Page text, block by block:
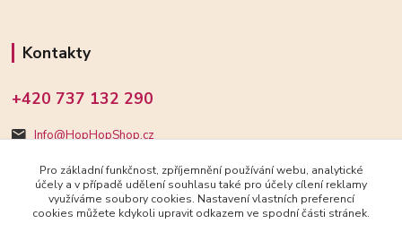
Kontakty
+420 737 132 290
Info@HopHopShop.cz
Pro základní funkčnost, zpříjemnění používání webu, analytické
účely a v případě udělení souhlasu také pro účely cílení reklamy
využíváme soubory cookies. Nastavení vlastních preferencí
cookies můžete kdykoli upravit odkazem ve spodní části stránek.